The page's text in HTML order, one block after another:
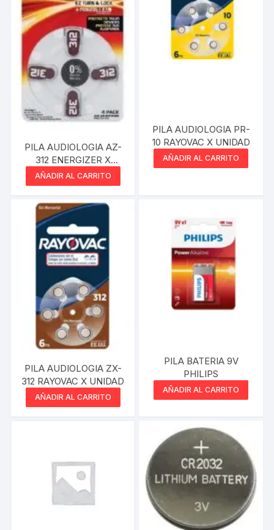
PILA AUDIOLOGIA AZ-
312 ENERGIZER X
UNIDAD
AÑADIR AL CARRITO
PILA AUDIOLOGIA PR-
10 RAYOVAC X UNIDAD
AÑADIR AL CARRITO
PILA AUDIOLOGIA ZX-
312 RAYOVAC X UNIDAD
AÑADIR AL CARRITO
PILA BATERIA 9V
PHILIPS
AÑADIR AL CARRITO